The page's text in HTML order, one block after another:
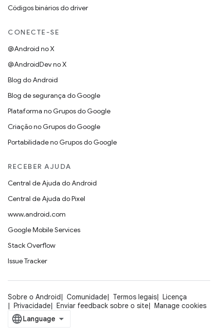
Códigos binários do driver
CONECTE-SE
@Android no X
@AndroidDev no X
Blog do Android
Blog de segurança do Google
Plataforma no Grupos do Google
Criação no Grupos do Google
Portabilidade no Grupos do Google
RECEBER AJUDA
Central de Ajuda do Android
Central de Ajuda do Pixel
www.android.com
Google Mobile Services
Stack Overflow
Issue Tracker
Sobre o Android Comunidade Termos legais
Licença
Privacidade
Enviar feedback sobre o site Manage cookies